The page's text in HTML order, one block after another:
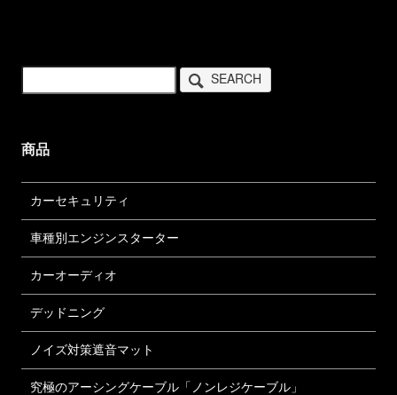
SEARCH
商品
カーセキュリティ
車種別エンジンスターター
カーオーディオ
デッドニング
ノイズ対策遮音マット
究極のアーシングケーブル「ノンレジケーブル」